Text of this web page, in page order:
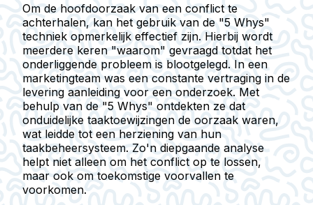
Om de hoofdoorzaak van een conflict te
achterhalen, kan het gebruik van de "5 Whys"
techniek opmerkelijk effectief zijn. Hierbij wordt
meerdere keren "waarom" gevraagd totdat het
onderliggende probleem is blootgelegd. In een
marketingteam was een constante vertraging in de
levering aanleiding voor een onderzoek. Met
behulp van de "5 Whys" ontdekten ze dat
onduidelijke taaktoewijzingen de oorzaak waren,
wat leidde tot een herziening van hun
taakbeheersysteem. Zo'n diepgaande analyse
helpt niet alleen om het conflict op te lossen,
maar ook om toekomstige voorvallen te
voorkomen.